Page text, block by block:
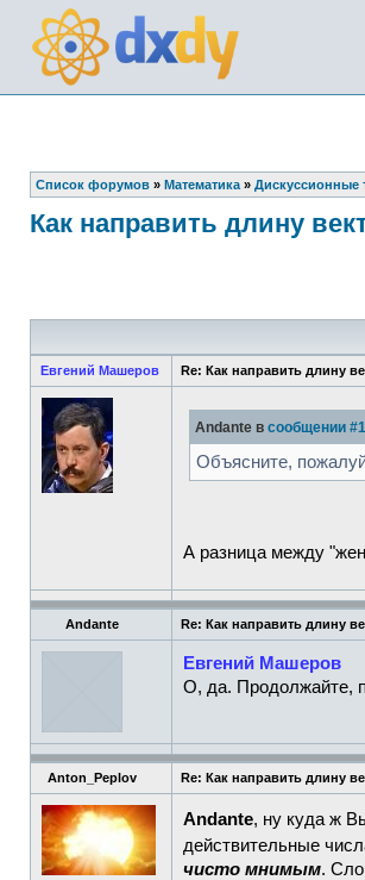
Список форумов » Математика » Дискуссионные
Как направить длину
Евгений Машеров Re: Как направить длину
Andante в сообщении
Объясните,
А разница между
Andante Re: Как направить длину
Евгений Машеров
О, да. Продолжайте,
Anton_Peplov Re: Как направить длину
Andante, ну куда ж
действительные
чисто мнимым.